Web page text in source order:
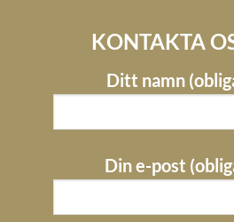
KONTAKTA
Ditt namn
Din e-post